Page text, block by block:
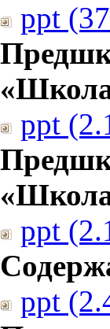
ppt
ppt
ppt
ppt